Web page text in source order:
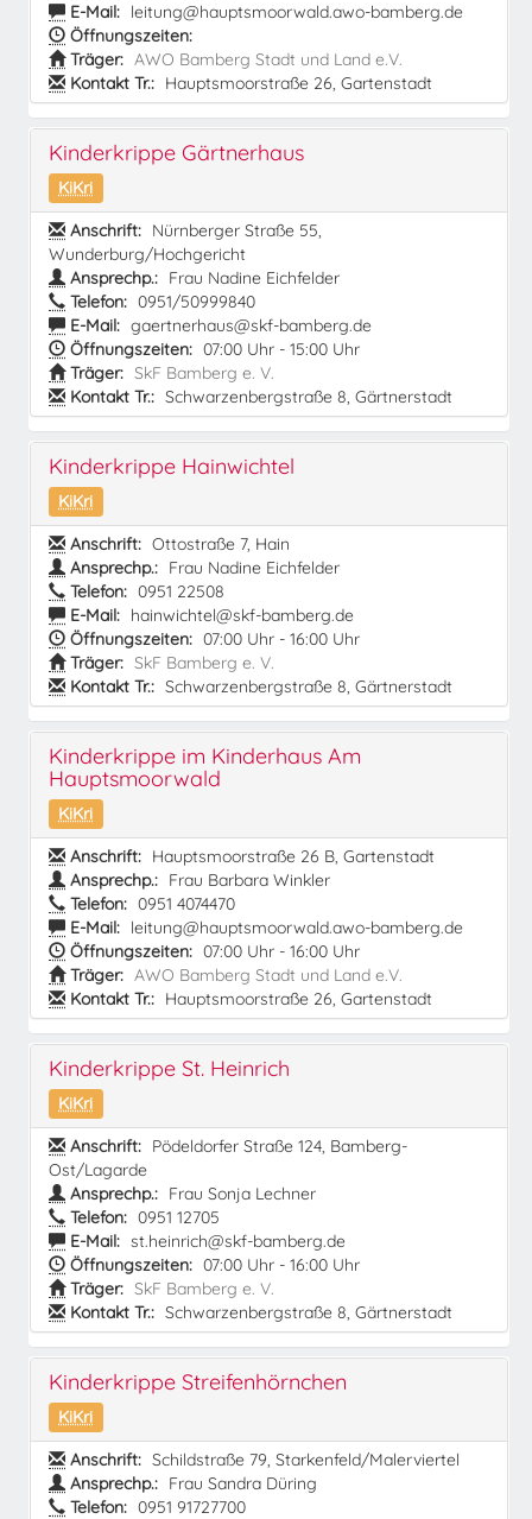
E-Mail: leitung@hauptsmoorwald.awo-bamberg.de
Öffnungszeiten:
Träger: AWO Bamberg Stadt und Land e.V.
Kontakt Tr.: Hauptsmoorstraße 26, Gartenstadt
Kinderkrippe Gärtnerhaus
KiKri
Anschrift: Nürnberger Straße 55,
Wunderburg/Hochgericht
Ansprechp.: Frau Nadine Eichfelder
Telefon: 0951/50999840
E-Mail: gaertnerhaus@skf-bamberg.de
Öffnungszeiten: 07:00 Uhr - 15:00 Uhr
Träger: SkF Bamberg e. V.
Kontakt Tr.: Schwarzenbergstraße 8, Gärtnerstadt
Kinderkrippe Hainwichtel
KiKri
Anschrift: Ottostraße 7, Hain
Ansprechp.: Frau Nadine Eichfelder
Telefon: 0951 22508
E-Mail: hainwichtel@skf-bamberg.de
Öffnungszeiten: 07:00 Uhr - 16:00 Uhr
Träger: SkF Bamberg e. V.
Kontakt Tr.: Schwarzenbergstraße 8, Gärtnerstadt
Kinderkrippe im Kinderhaus Am
Hauptsmoorwald
KiKri
Anschrift: Hauptsmoorstraße 26 B, Gartenstadt
Ansprechp.: Frau Barbara Winkler
Telefon: 0951 4074470
E-Mail: leitung@hauptsmoorwald.awo-bamberg.de
Öffnungszeiten: 07:00 Uhr - 16:00 Uhr
Träger: AWO Bamberg Stadt und Land e.V.
Kontakt Tr.: Hauptsmoorstraße 26, Gartenstadt
Kinderkrippe St. Heinrich
KiKri
Anschrift: Pödeldorfer Straße 124, Bamberg-
Ost/Lagarde
Ansprechp.: Frau Sonja Lechner
Telefon: 0951 12705
E-Mail: st.heinrich@skf-bamberg.de
Öffnungszeiten: 07:00 Uhr - 16:00 Uhr
Träger: SkF Bamberg e. V.
Kontakt Tr.: Schwarzenbergstraße 8, Gärtnerstadt
Kinderkrippe Streifenhörnchen
KiKri
Anschrift: Schildstraße 79, Starkenfeld/Malerviertel
Ansprechp.: Frau Sandra Düring
Telefon: 0951 91727700